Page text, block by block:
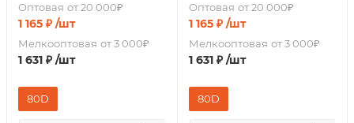
Оптовая от 20 000₽
1 165 ₽ /шт
Мелкооптовая от 3 000₽
1 631 ₽ /шт
80D
Оптовая от 20 000₽
1 165₽ /шт
Мелкооптовая от 3 000₽
1 631₽ /шт
80D